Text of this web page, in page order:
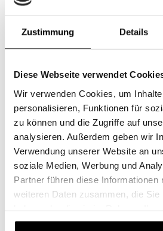
Zustimmung Details
Diese Webseite verwendet
Wir verwenden Cookies, um
personalisieren, Funktionen für
zu können und die Zugriffe auf
analysieren. Außerdem geben wir
Verwendung unserer Website an
soziale Medien, Werbung und
Partner führen diese Informationen
weiteren Daten zusammen, die Sie
gesammelt haben.
Filterlösungen für
Längere Lebensdauer und bessere
SF-Filter bietet ein komplettes
mehr als 15'000 landwirtschaftliche
Markensuchtool können Sie die
mit nur wenigen Klicks finden.